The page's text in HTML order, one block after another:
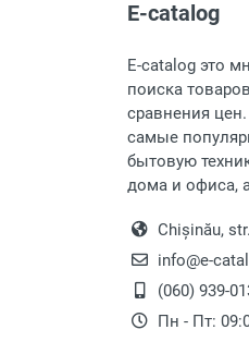
E-catalog
E-catalog это
поиска
сравнения
самые
бытовую
дома и офиса,
Chișinău,
info@e-
(060) 939-
Пн - Пт: